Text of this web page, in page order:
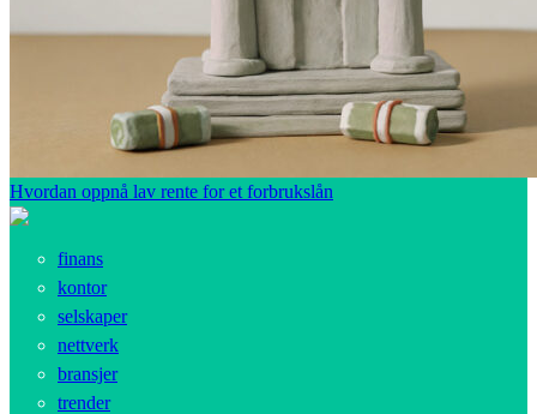
Hvordan oppnå lav rente for et forbrukslån
finans
kontor
selskaper
nettverk
bransjer
trender